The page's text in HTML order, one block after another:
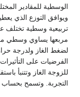
الوسطية للمقادير
ويوافق التوزع الذي
تربيعية وسطية تختلف
مربعها يساوي وسطي
لضغط الغاز ولدرجة
الفرضيات على
للزوجة الغاز وتتنبأ
التجربة. وتسمح بحساب